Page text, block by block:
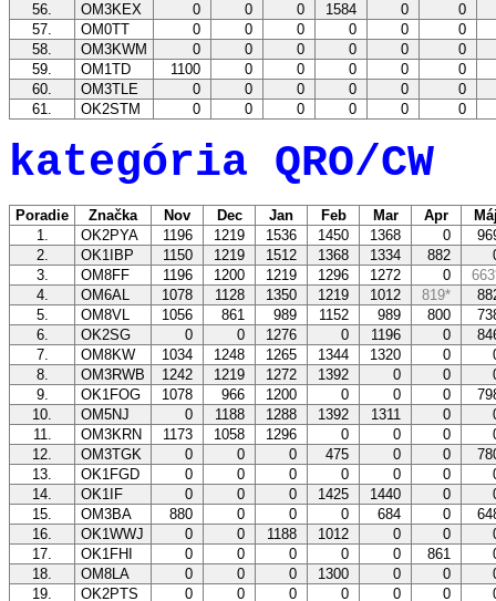
56.
OM3KEX 0 0 0 1584 0
0
57.
OM0TT 0 0 0 0 0
0
58.
OM3KWM 0 0 0 0 0
0
59.
OM1TD 1100 0 0 0 0
0
60.
OM3TLE 0 0 0 0 0
0
61.
OK2STM 0 0 0 0 0 0
kategória QRO/CW
Poradie Značka Nov Dec Jan Feb Mar Apr
1.
OK2PYA 1196 1219 1536 1450 1368 0
2.
OK1IBP 1150 1219 1512 1368 1334 882
3.
OM8FF 1196 1200 1219 1296 1272 0
4.
OM6AL 1078 1128 1350 1219 1012 819*
5.
OM8VL 1056 861 989 1152 989 800
6.
OK2SG 0 0 1276 0 1196 0
7.
OM8KW 1034 1248 1265 1344 1320 0
8.
OM3RWB 1242 1219 1272 1392 0 0
9.
OK1FOG 1078 966 1200 0 0 0
10.
OM5NJ 0 1188 1288 1392 1311 0
11.
OM3KRN 1173 1058 1296 0 0 0
12.
OM3TGK 0 0 0 475 0 0
13.
OK1FGD 0 0 0 0 0 0
14.
OK1IF 0 0 0 1425 1440 0
15.
OM3BA 880 0 0 0 684 0
16.
OK1WWJ 0 0 1188 1012 0 0
17.
OK1FHI 0 0 0 0 0 861
18.
OM8LA 0 0 0 1300 0 0
19.
OK2PTS 0 0 0 0 0 0